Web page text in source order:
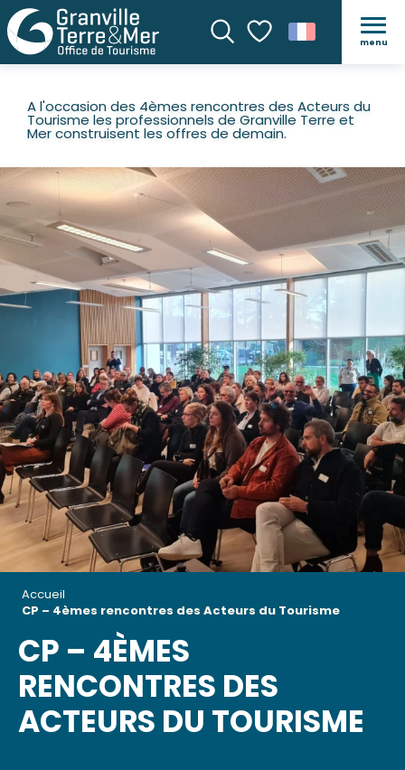
Recherche
Voir les favoris
menu
A l'occasion des 4èmes rencontres des Acteurs du
Tourisme les professionnels de Granville Terre et
Mer construisent les offres de demain.
Accueil
CP – 4èmes rencontres des Acteurs du Tourisme
CP – 4ÈMES
RENCONTRES DES
ACTEURS DU TOURISME